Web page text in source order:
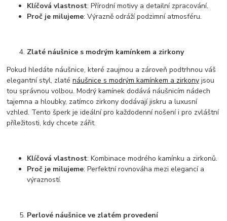
Klíčová vlastnost: Přírodní motivy a detailní zpracování.
Proč je milujeme: Výrazně odráží podzimní atmosféru.
Zlaté náušnice s modrým kamínkem a zirkony
Pokud hledáte náušnice, které zaujmou a zároveň podtrhnou váš
elegantní styl, zlaténáušnice s modrým kamínkem a zirkony jsou
tou správnou volbou. Modrý kamínek dodává náušnicím nádech
tajemna a hloubky, zatímco zirkony dodávají jiskru a luxusní
vzhled. Tento šperk je ideální pro každodenní nošení i pro zvláštní
příležitosti, kdy chcete zářit.
Klíčová vlastnost: Kombinace modrého kamínku a zirkonů.
Proč je milujeme: Perfektní rovnováha mezi elegancí a
výrazností.
Perlové náušnice ve zlatém provedení